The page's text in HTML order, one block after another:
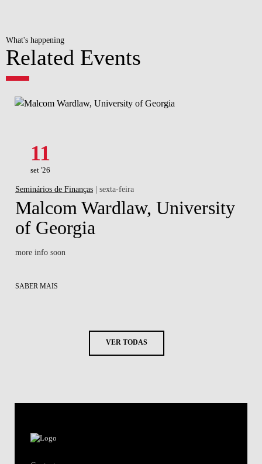
What's happening
Related Events
11
set '26
Seminários de Finanças | sexta-feira
Malcom Wardlaw, University
of Georgia
more info soon
SABER MAIS
VER TODAS